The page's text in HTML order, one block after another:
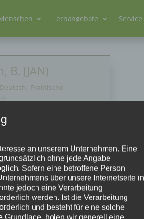
Lernangebote Service
B. (JAN)
Praktische
an unserem Unternehmen. Eine
ohne jede Angabe
Sofern eine betroffene Person
über unsere Internetseite in
jedoch eine Verarbeitung
werden. Ist die Verarbeitung
und besteht für eine solche
Grundlage, holen wir generell eine